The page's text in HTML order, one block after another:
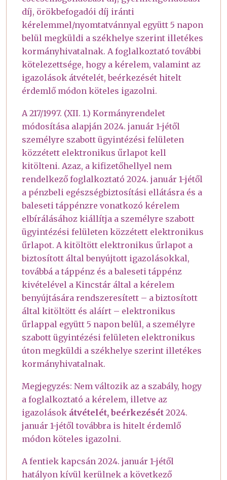
díj, örökbefogadói díj iránti
kérelemmel/nyomtatvánnyal együtt 5 napon
belül megküldi a székhelye szerint illetékes
kormányhivatalnak. A foglalkoztató további
kötelezettsége, hogy a kérelem, valamint az
igazolások átvételét, beérkezését hitelt
érdemlő módon köteles igazolni.
A 217/1997. (XII. 1.) Kormányrendelet
módosítása alapján 2024. január 1-jétől
személyre szabott ügyintézési felületen
közzétett elektronikus űrlapot kell
kitölteni. Azaz, a kifizetőhellyel nem
rendelkező foglalkoztató 2024. január 1-jétől
a pénzbeli egészségbiztosítási ellátásra és a
baleseti táppénzre vonatkozó kérelem
elbírálásához kiállítja a személyre szabott
ügyintézési felületen közzétett elektronikus
űrlapot. A kitöltött elektronikus űrlapot a
biztosított által benyújtott igazolásokkal,
továbbá a táppénz és a baleseti táppénz
kivételével a Kincstár által a kérelem
benyújtására rendszeresített – a biztosított
által kitöltött és aláírt – elektronikus
űrlappal együtt 5 napon belül, a személyre
szabott ügyintézési felületen elektronikus
úton megküldi a székhelye szerint illetékes
kormányhivatalnak.
Megjegyzés: Nem változik az a szabály, hogy
a foglalkoztató a kérelem, illetve az
igazolások átvételét, beérkezését 2024.
január 1-jétől továbbra is hitelt érdemlő
módon köteles igazolni.
A fentiek kapcsán 2024. január 1-jétől
hatályon kívül kerülnek a következő